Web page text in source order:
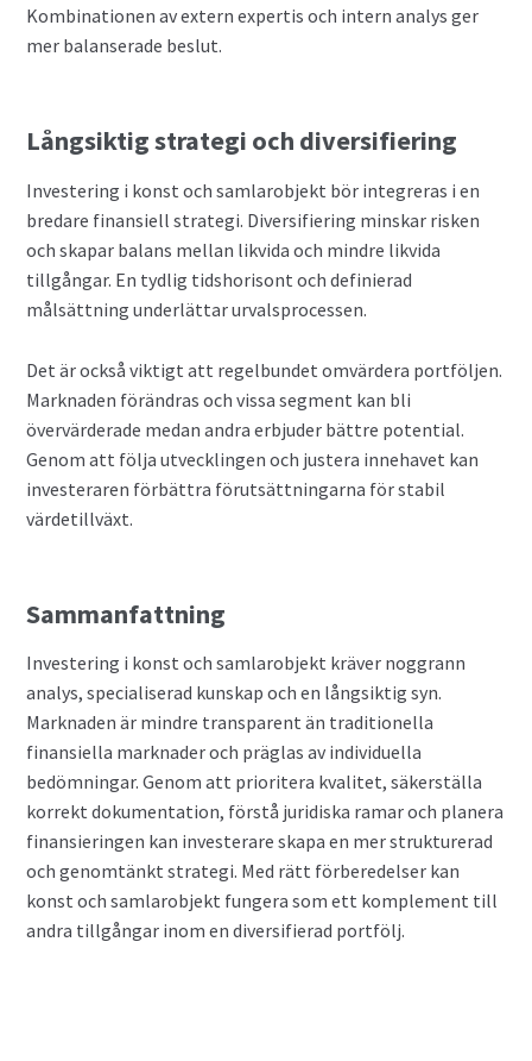
Kombinationen av extern expertis och intern analys ger
mer balanserade beslut.
Långsiktig strategi och diversifiering
Investering i konst och samlarobjekt bör integreras i en
bredare finansiell strategi. Diversifiering minskar risken
och skapar balans mellan likvida och mindre likvida
tillgångar. En tydlig tidshorisont och definierad
målsättning underlättar urvalsprocessen.
Det är också viktigt att regelbundet omvärdera portföljen.
Marknaden förändras och vissa segment kan bli
övervärderade medan andra erbjuder bättre potential.
Genom att följa utvecklingen och justera innehavet kan
investeraren förbättra förutsättningarna för stabil
värdetillväxt.
Sammanfattning
Investering i konst och samlarobjekt kräver noggrann
analys, specialiserad kunskap och en långsiktig syn.
Marknaden är mindre transparent än traditionella
finansiella marknader och präglas av individuella
bedömningar. Genom att prioritera kvalitet, säkerställa
korrekt dokumentation, förstå juridiska ramar och planera
finansieringen kan investerare skapa en mer strukturerad
och genomtänkt strategi. Med rätt förberedelser kan
konst och samlarobjekt fungera som ett komplement till
andra tillgångar inom en diversifierad portfölj.